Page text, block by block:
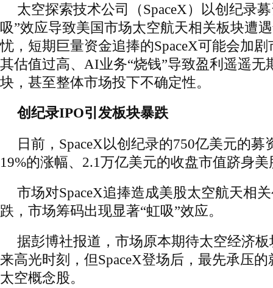
太空探索技术公司（SpaceX）以创纪录
吸”效应导致美国市场太空航天相关板块遭
忧，短期巨量资金追捧的SpaceX可能会加
其估值过高、AI业务“烧钱”导致盈利遥遥无
块，甚至整体市场投下不确定性。
创纪录IPO引发板块暴跌
日前，SpaceX以创纪录的750亿美元的募
19%的涨幅、2.1万亿美元的收盘市值跻身
市场对SpaceX追捧造成美股太空航天相
跌，市场筹码出现显著“虹吸”效应。
据彭博社报道，市场原本期待太空经济板
来高光时刻，但SpaceX登场后，最先承压
太空概念股。